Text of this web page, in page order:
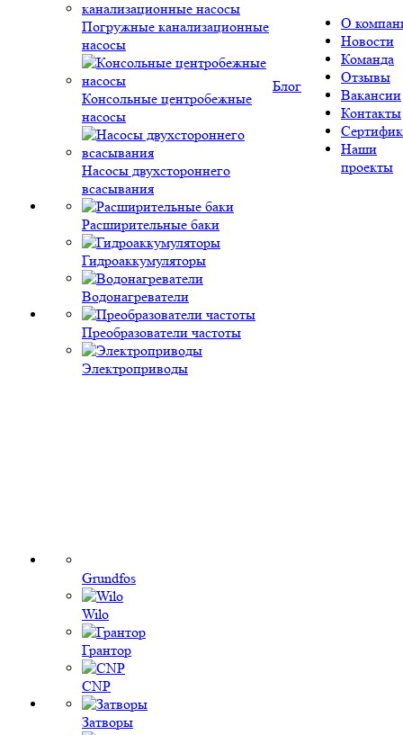
Погружные канализационные
насосы
Консольные центробежные
насосы
Насосы двухстороннего
всасывания
Расширительные баки
Гидроаккумуляторы
Водонагреватели
Преобразователи частоты
Электроприводы
Grundfos
Wilo
Грантор
CNP
Затворы
Блог
О
Новости
Команда
Отзывы
Вакансии
Контакты
Наши
проекты